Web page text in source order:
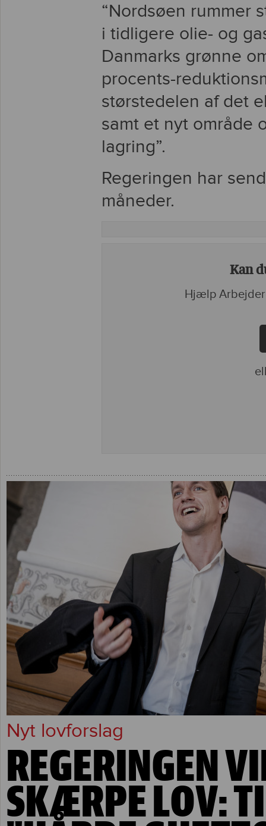
“Nordsøen rummer
i tidligere olie- og
Danmarks grønne
procents-
størstedelen af det
samt et nyt område
lagring”.
Regeringen har
måneder.
Kan
Hjælp
Nyt lovforslag
REGERINGEN
SKÆRPE LOV: